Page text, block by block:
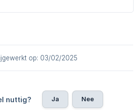
op: 03/02/2025
nuttig? Ja Nee